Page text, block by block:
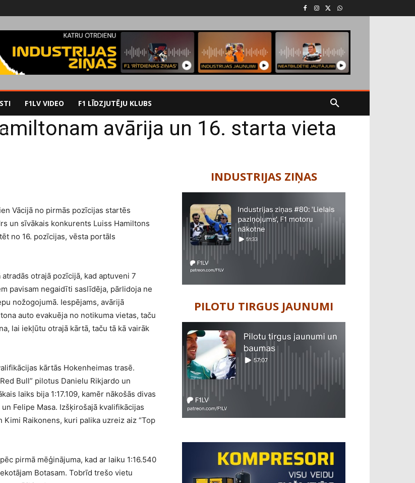
F1LV VIDEO F1 LĪDZJUTĒJU KLUBS
avārija un 16. starta vieta
Vācijā no pirmās pozīcijas startēs
un sīvākais konkurents Luiss Hamiltons
no 16. pozīcijas, vēsta portāls
otrajā pozīcijā, kad aptuveni 7
pavisam negaidīti saslīdēja, pārlidoja ne
nožogojumā. Iespējams, avārijā
auto evakuēja no notikuma vietas, taču
lai iekļūtu otrajā kārtā, taču tā kā vairāk
kārtās Hokenheimas trasē.
Bull” pilotus Danielu Rikjardo un
laiks bija 1:17.109, kamēr nākošās divas
Felipe Masa. Izšķirošajā kvalifikācijas
Raikonens, kuri palika uzreiz aiz “Top
pirmā mēģinājuma, kad ar laiku 1:16.540
Botasam. Tobrīd trešo vietu
INDUSTRIJAS ZIŅAS
PILOTU TIRGUS JAUNUMI